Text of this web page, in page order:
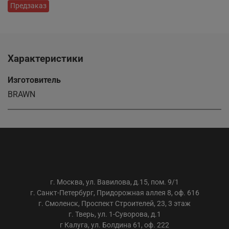
Предзаказ
Характеристики
Изготовитель
BRAWN
г. Москва, ул. Вавилова, д.15, пом. 9/1
г. Санкт-Петербург, Придорожная аллея 8, оф. 616
г. Смоленск, Проспект Строителей, 23, 3 этаж
г. Тверь, ул. 1-Суворова, д.1
г Калуга, ул. Болдина 61, оф. 222